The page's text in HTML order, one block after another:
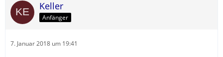
Keller
Anfänger
7. Januar 2018 um 19:41